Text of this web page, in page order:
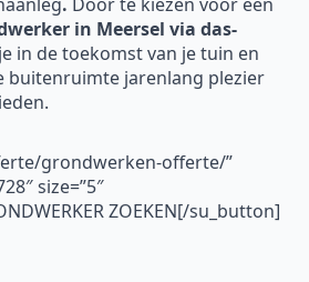
in Meersel via das-
in de toekomst van je tuin en
buitenruimte jarenlang plezier
grondwerken-offerte/”
size=”5″
ZOEKEN[/su_button]